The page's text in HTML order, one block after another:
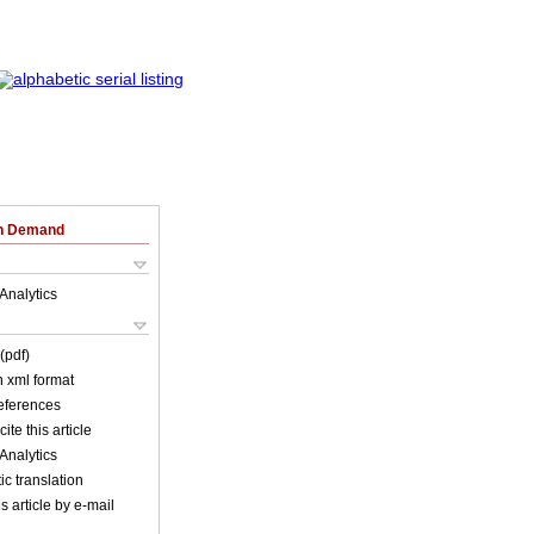
Demand
xml format
this article
translation
article by e-mail